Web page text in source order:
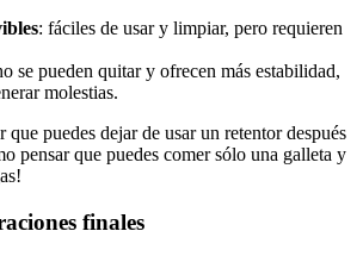
: fáciles de usar y limpiar, pero requieren
se pueden quitar y ofrecen más estabilidad,
molestias.
puedes dejar de usar un retentor después
pensar que puedes comer sólo una galleta y
finales